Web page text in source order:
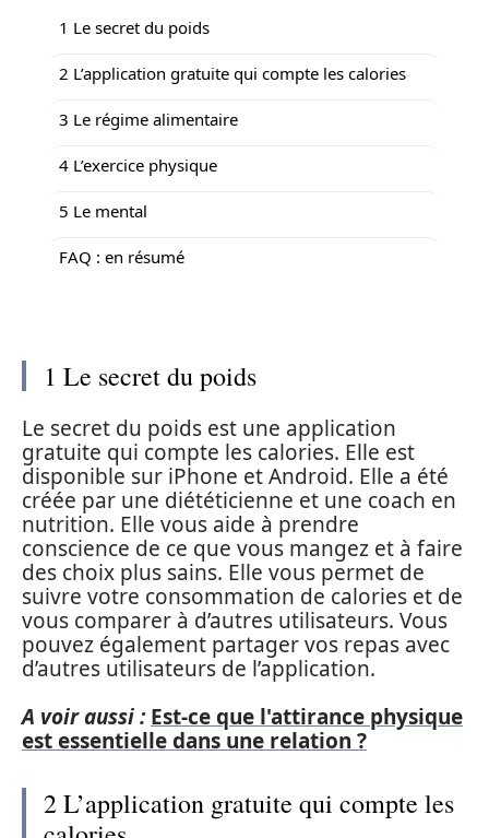
1 Le secret du poids
2 L’application gratuite qui compte les calories
3 Le régime alimentaire
4 L’exercice physique
5 Le mental
FAQ : en résumé
1 Le secret du poids
Le secret du poids est une application
gratuite qui compte les calories. Elle est
disponible sur iPhone et Android. Elle a été
créée par une diététicienne et une coach en
nutrition. Elle vous aide à prendre
conscience de ce que vous mangez et à faire
des choix plus sains. Elle vous permet de
suivre votre consommation de calories et de
vous comparer à d’autres utilisateurs. Vous
pouvez également partager vos repas avec
d’autres utilisateurs de l’application.
A voir aussi : Est-ce que l'attirance physique
est essentielle dans une relation ?
2 L’application gratuite qui compte les